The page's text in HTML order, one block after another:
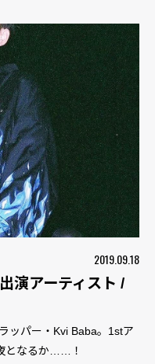
2019.09.18
演アーティスト /
ッパー・Kvi Baba。1stア
となるか……！